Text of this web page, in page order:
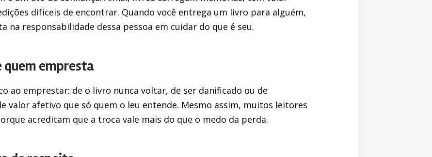
difíceis de encontrar. Quando você entrega um livro para alguém,
na responsabilidade dessa pessoa em cuidar do que é seu.
quem empresta
ao emprestar: de o livro nunca voltar, de ser danificado ou de
valor afetivo que só quem o leu entende. Mesmo assim, muitos leitores
acreditam que a troca vale mais do que o medo da perda.